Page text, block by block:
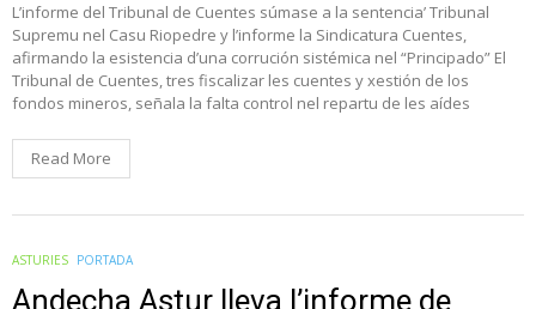
L’informe del Tribunal de Cuentes súmase a la sentencia’ Tribunal
Supremu nel Casu Riopedre y l’informe la Sindicatura Cuentes,
afirmando la esistencia d’una corrución sistémica nel “Principado” El
Tribunal de Cuentes, tres fiscalizar les cuentes y xestión de los
fondos mineros, señala la falta control nel repartu de les aídes
Read More
ASTURIES PORTADA
Andecha Astur lleva l’informe de